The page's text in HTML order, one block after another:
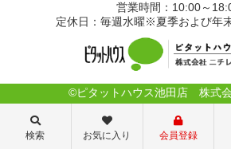
営業時間：10:00～
定休日：毎週水曜※夏季および年
©ピタットハウス池田店 株式
検索 お気に入り 会員登録